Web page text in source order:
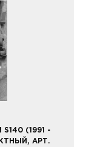
(1991 -
АРТ.